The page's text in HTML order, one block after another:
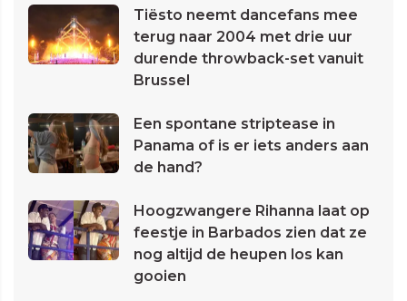
Tiësto neemt dancefans mee
terug naar 2004 met drie uur
durende throwback-set vanuit
Brussel
Een spontane striptease in
Panama of is er iets anders aan
de hand?
Hoogzwangere Rihanna laat op
feestje in Barbados zien dat ze
nog altijd de heupen los kan
gooien